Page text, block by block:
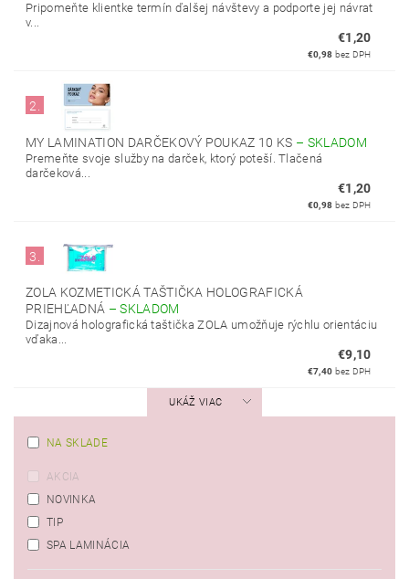
Pripomeňte klientke termín ďalšej návštevy a podporte jej návrat
v...
€1,20
€0,98 bez DPH
2.
MY LAMINATION DARČEKOVÝ POUKAZ 10 KS – SKLADOM
Premeňte svoje služby na darček, ktorý poteší. Tlačená
darčeková...
€1,20
€0,98 bez DPH
3.
ZOLA KOZMETICKÁ TAŠTIČKA HOLOGRAFICKÁ
PRIEHĽADNÁ –SKLADOM
Dizajnová holografická taštička ZOLA umožňuje rýchlu orientáciu
vďaka...
€9,10
€7,40 bez DPH
UKÁŽ VIAC
NA SKLADE
AKCIA
NOVINKA
TIP
SPA LAMINÁCIA